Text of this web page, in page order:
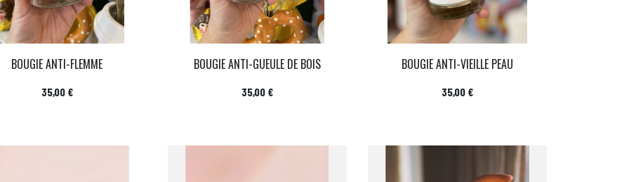
BOUGIE ANTI-FLEMME
Prix
35,00 €
BOUGIE ANTI-GUEULE DE BOIS
Prix
35,00 €
BOUGIE ANTI-VIEILLE PEAU
Prix
35,00 €